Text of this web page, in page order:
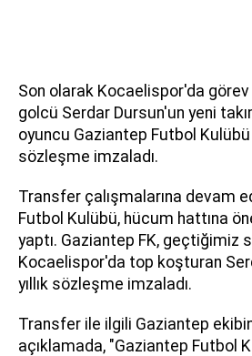
Son olarak Kocaelispor'da
golcü Serdar Dursun'un yeni
oyuncu Gaziantep Futbol Kulübü
sözleşme imzaladı.
Transfer çalışmalarına devam
Futbol Kulübü, hücum hattına
yaptı. Gaziantep FK, geçtiğimiz
Kocaelispor'da top koşturan
yıllık sözleşme imzaladı.
Transfer ile ilgili Gaziantep
açıklamada, "Gaziantep Futbol